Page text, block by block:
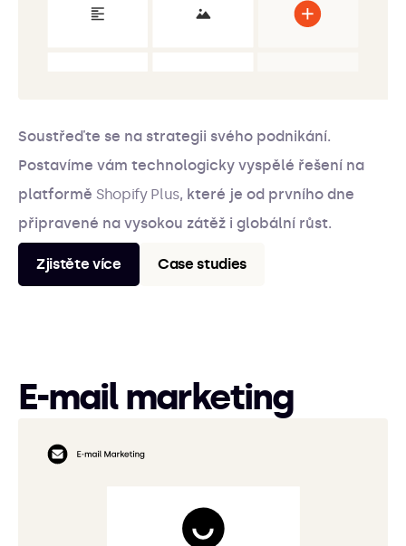
Soustřeďte se na strategii svého podnikání.
Postavíme vám technologicky vyspělé řešení na
platformě Shopify Plus, které je od prvního dne
připravené na vysokou zátěž i globální růst.
Zjistěte více Case studies
E-mail marketing